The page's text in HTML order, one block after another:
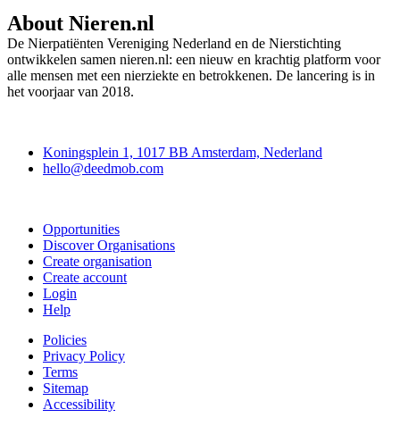
About Nieren.nl
De Nierpatiënten Vereniging Nederland en de Nierstichting
ontwikkelen samen nieren.nl: een nieuw en krachtig platform voor
alle mensen met een nierziekte en betrokkenen. De lancering is in
het voorjaar van 2018.
Koningsplein 1, 1017 BB Amsterdam, Nederland
hello@deedmob.com
Opportunities
Discover Organisations
Create organisation
Create account
Login
Help
Policies
Privacy Policy
Terms
Sitemap
Accessibility